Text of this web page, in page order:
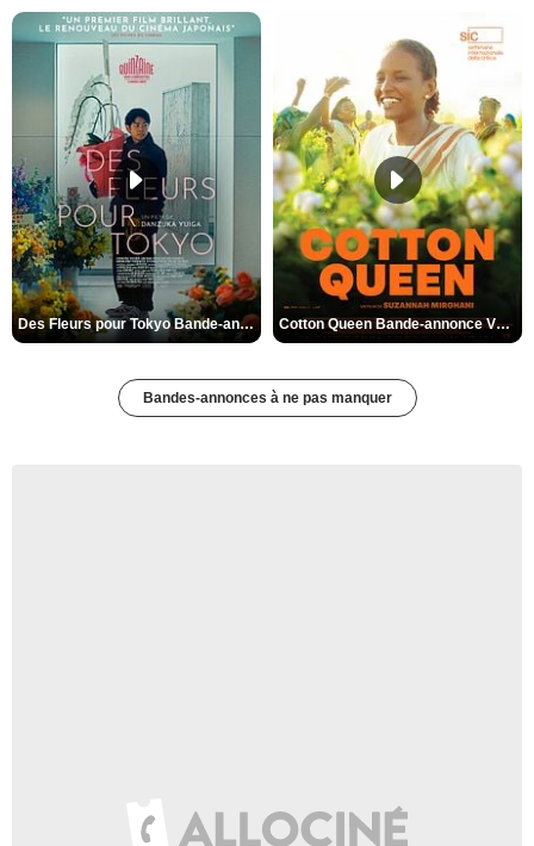
Des Fleurs pour Tokyo Bande-annonce VO STFR Cotton Queen Bande-annonce VO STFR
Bandes-annonces à ne pas manquer